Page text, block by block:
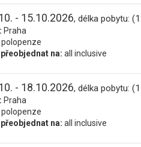
- 15.10.2026, délka pobytu:
Praha
polopenze
na: all inclusive
- 18.10.2026, délka pobytu:
Praha
polopenze
na: all inclusive